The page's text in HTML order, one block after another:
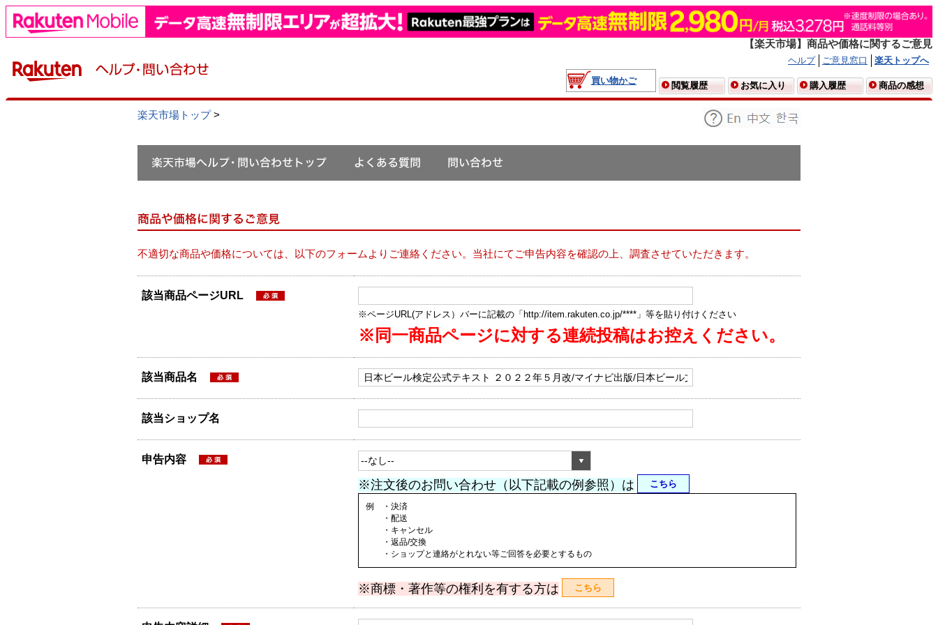
【楽天市場】商品や価格に関するご意見
ヘルプ ご意見窓口
楽天トップへ
買い物かご
閲覧履歴 お気に入り 購入履歴 商品の感想
楽天市場トップ>
不適切な商品や価格については、以下のフォームよりご連絡ください。当社にてご申告内容を確認の上、調査させていただきます。
該当商品ページURL
※ページURL(アドレス）バーに記載の「http://item.rakuten.co.jp/****」等を貼り付けください
※同一商品ページに対する連続投稿はお控えください。
該当商品名
該当ショップ名
申告内容
※注文後のお問い合わせ（以下記載の例参照）は こちら
例 ・決済
・配送
・キャンセル
・返品/交換
・ショップと連絡がとれない等ご回答を必要とするもの
※商標・著作等の権利を有する方は こちら